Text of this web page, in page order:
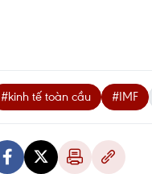
#kinh tế toàn cầu #IMF